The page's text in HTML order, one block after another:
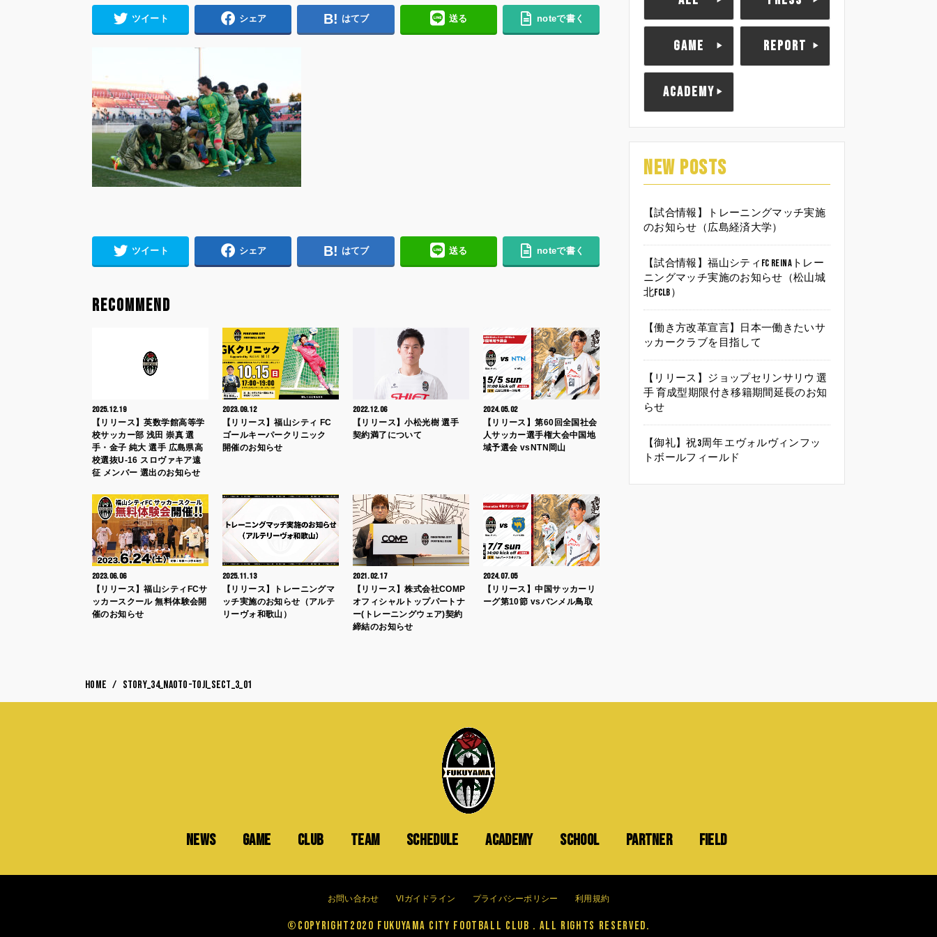
ツイート シェア はてブ 送る noteで書く
ツイート シェア はてブ 送る noteで書く
RECOMMEND
2025.12.19
【リリース】英数学館高等学
校サッカー部 浅田 崇真 選
手・金子 純大 選手 広島県高
校選抜U-16 スロヴァキア遠
征 メンバー 選出のお知らせ
2023.09.12
【リリース】福山シティ FC
ゴールキーパークリニック
開催のお知らせ
2022.12.06
【リリース】小松光樹 選手
契約満了について
2024.05.02
【リリース】第60回全国社会
人サッカー選手権大会中国地
域予選会 vsNTN岡山
2023.06.06
【リリース】福山シティFCサ
ッカースクール 無料体験会開
催のお知らせ
2025.11.13
【リリース】トレーニングマ
ッチ実施のお知らせ（アルテ
リーヴォ和歌山）
2021.02.17
【リリース】株式会社COMP
オフィシャルトップパートナ
ー(トレーニングウェア)契約
締結のお知らせ
2024.07.05
【リリース】中国サッカーリ
ーグ第10節 vsバンメル鳥取
GAME REPORT
ACADEMY
NEW POSTS
【試合情報】トレーニングマッチ実施
のお知らせ（広島経済大学）
【試合情報】福山シティFC Reinaトレー
ニングマッチ実施のお知らせ（松山城
北FCLB）
【働き方改革宣言】日本一働きたいサ
ッカークラブを目指して
【リリース】ジョップセリンサリウ 選
手 育成型期限付き移籍期間延長のお知
らせ
【御礼】祝3周年 エヴォルヴィンフッ
トボールフィールド
HOME story_34_Naoto-Toji_sect_3_01
NEWS GAME CLUB TEAM SCHEDULE ACADEMY SCHOOL PARTNER FIELD
お問い合わせ VIガイドライン プライバシーポリシー 利用規約
©Copyright2020 FUKUYAMA CITY FOOTBALL CLUB . All Rights Reserved.